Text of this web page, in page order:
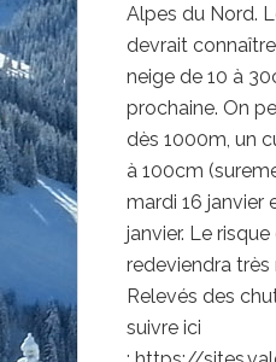
Alpes du Nord.
devrait
neige de 10 à
prochaine. On
dès 1000m, un
à 100cm
mardi 16 janvier
janvier. Le risque
redeviendra très
Relevés des
suivre ici